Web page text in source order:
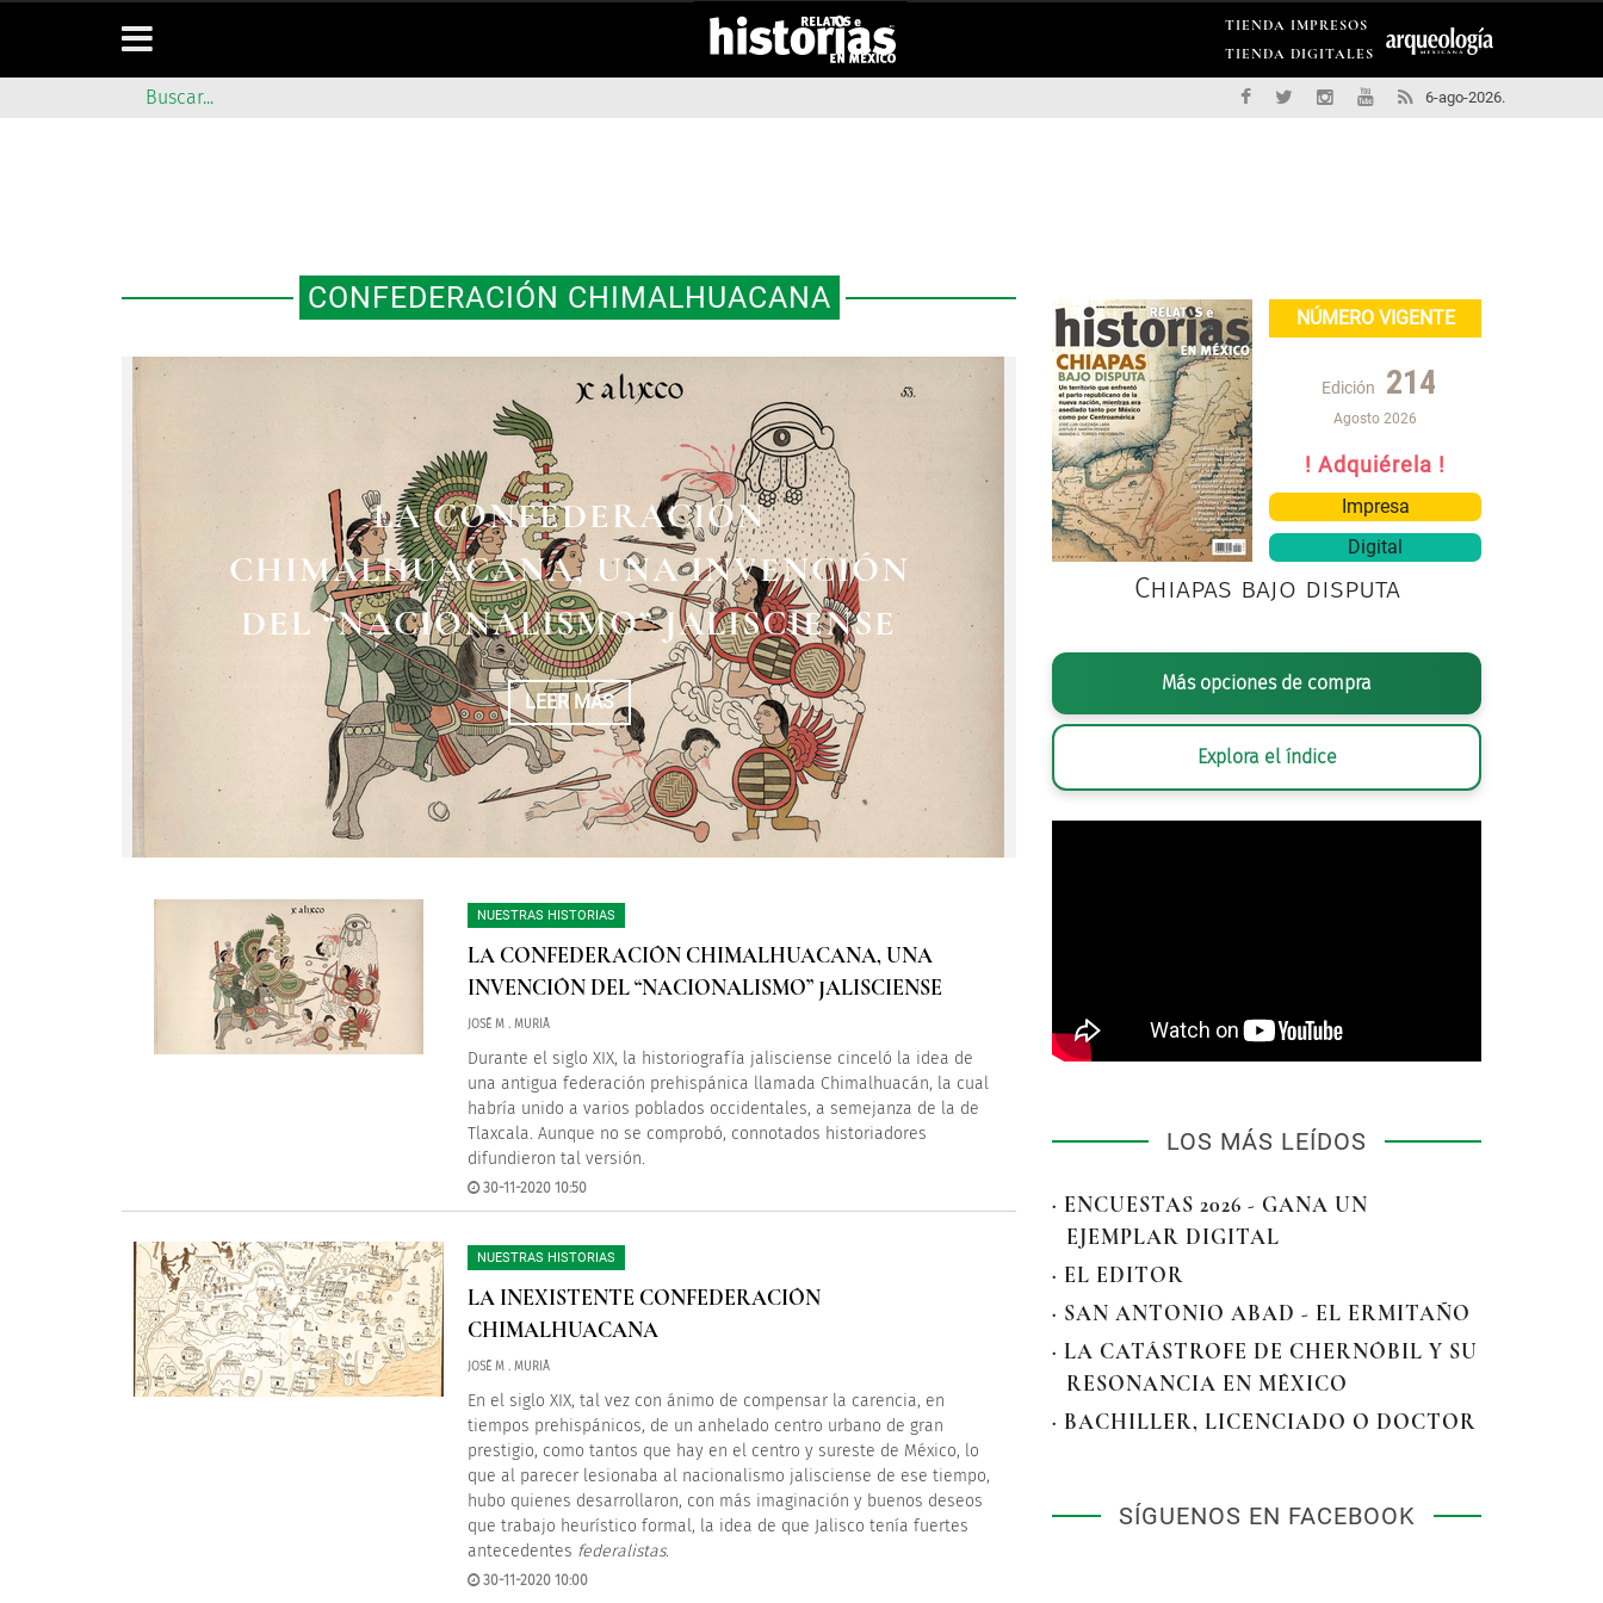
TIENDA IMPRESOS
TIENDA DIGITALES
6-ago-2026.
CONFEDERACIÓN CHIMALHUACANA
LA CONFEDERACIÓN
CHIMALHUACANA, UNA INVENCIÓN
DEL “NACIONALISMO” JALISCIENSE
LEER MÁS
LA INEXISTENTE CONFEDERACIÓN
CHIMALHUACANA
LEER MÁS
NUESTRAS HISTORIAS
LA CONFEDERACIÓN CHIMALHUACANA, UNA
INVENCIÓN DEL “NACIONALISMO” JALISCIENSE
JOSÉ M . MURIÀ
Durante el siglo XIX, la historiografía jalisciense cinceló la idea de
una antigua federación prehispánica llamada Chimalhuacán, la cual
habría unido a varios poblados occidentales, a semejanza de la de
Tlaxcala. Aunque no se comprobó, connotados historiadores
difundieron tal versión.
30-11-2020 10:50
NUESTRAS HISTORIAS
LA INEXISTENTE CONFEDERACIÓN
CHIMALHUACANA
JOSÉ M . MURIÀ
En el siglo XIX, tal vez con ánimo de compensar la carencia, en
tiempos prehispánicos, de un anhelado centro urbano de gran
prestigio, como tantos que hay en el centro y sureste de México, lo
que al parecer lesionaba al nacionalismo jalisciense de ese tiempo,
hubo quienes desarrollaron, con más imaginación y buenos deseos
que trabajo heurístico formal, la idea de que Jalisco tenía fuertes
antecedentes federalistas.
30-11-2020 10:00
NÚMERO VIGENTE
Edición 214
Agosto 2026
! Adquiérela !
Impresa
Digital
Chiapas bajo disputa
Más opciones de compra
Explora el índice
LOS MÁS LEÍDOS
· ENCUESTAS 2026 - GANA UN
EJEMPLAR DIGITAL
· EL EDITOR
· SAN ANTONIO ABAD - EL ERMITAÑO
· LA CATÁSTROFE DE CHERNÓBIL Y SU
RESONANCIA EN MÉXICO
· BACHILLER, LICENCIADO O DOCTOR
SÍGUENOS EN FACEBOOK